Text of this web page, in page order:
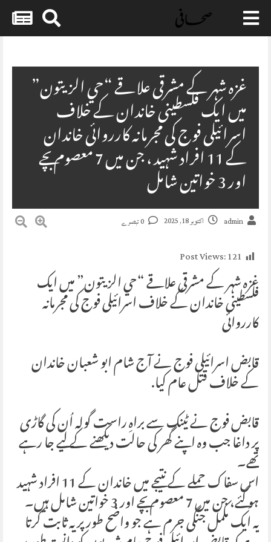
Skip
غزہ شہر کے مشرقی علاقے “حي الزيتون”
میں ایک فلسطینی خاندان کے خلاف
اسرائیلی فوج کی مجرمانہ کارروائی خاندان
کے 11 افراد شہید ، جن میں 7 معصوم بچے اور 3 خواتین شامل
admin اکتوبر 18, 2025
Post Views:121
غزہ شہر کے مشرقی علاقے “حي الزيتون” میں ایک
فلسطینی خاندان کے خلاف اسرائیلی فوج کی مجرمانہ
کارروائی
قابض اسرائیلی فوج نے آج شام ابو شعبان خاندان
کے خلاف قتل عام کیا.
قابض فوج نے ٹینک سے براہِ راست گولہ اُن کی گاڑی
پر داغا جب وہ اپنے گھر کی حالت دیکھنے کے لیے جا رہے
تھے۔ اس سفاک حملے کے نتیجے میں خاندان کے 11 افراد شہید ہو گئے، جن میں 7 معصوم بچے اور 3 خواتین شامل ہیں۔
یہ ایک مکمل جنگی جرم ہے جو واضح طور پر یہ ثابت کرتا